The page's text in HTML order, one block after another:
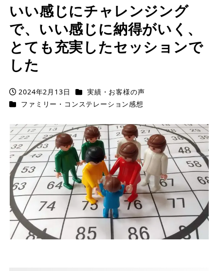
いい感じにチャレンジング
で、いい感じに納得がいく、
とても充実したセッションで
した
投稿日
2024年2月13日 カテゴリー
実績・お客様の声
カテゴリー
ファミリー・コンステレーション感想